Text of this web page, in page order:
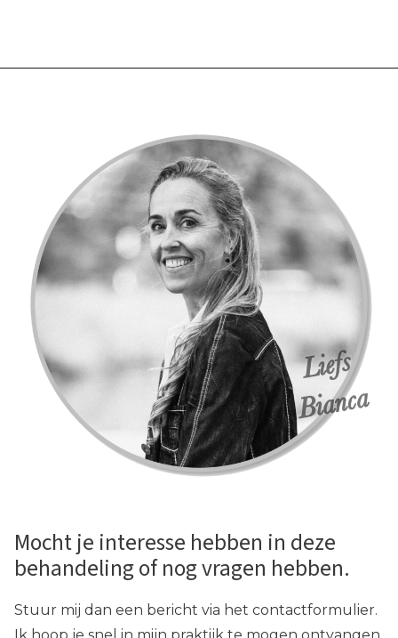
Mocht je interesse hebben in deze
behandeling of nog vragen hebben.
Stuur mij dan een bericht via het contactformulier.